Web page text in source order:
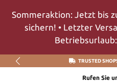
Zum Hauptinhalt springen
Sommeraktion: Jetzt bis
sichern! • Letzter
TRUSTED
Rufen Sie